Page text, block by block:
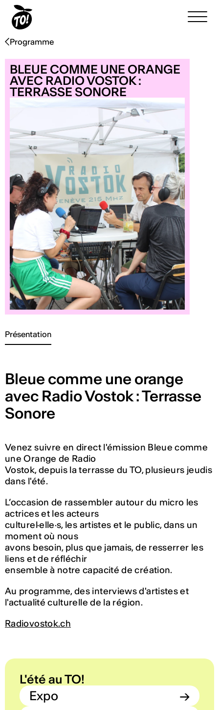
Programme
BLEUE COMME UNE ORANGE
AVEC RADIO VOSTOK :
TERRASSE SONORE
Présentation
Bleue comme une orange
avec Radio Vostok : Terrasse
Sonore
Venez suivre en direct l'émission Bleue comme
une Orange de Radio
Vostok, depuis la terrasse du TO, plusieurs jeudis
dans l'été.
L’occasion de rassembler autour du micro les
actrices et les acteurs
culturel·elle·s, les artistes et le public, dans un
moment où nous
avons besoin, plus que jamais, de resserrer les
liens et de réfléchir
ensemble à notre capacité de création.
Au programme, des interviews d'artistes et
l'actualité culturelle de la région.
Radiovostok.ch
L'été au TO!
Expo
→